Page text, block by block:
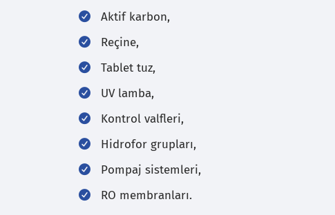
Aktif karbon,
Reçine,
Tablet tuz,
UV lamba,
Kontrol valfleri,
Hidrofor grupları,
Pompaj sistemleri,
RO membranları.